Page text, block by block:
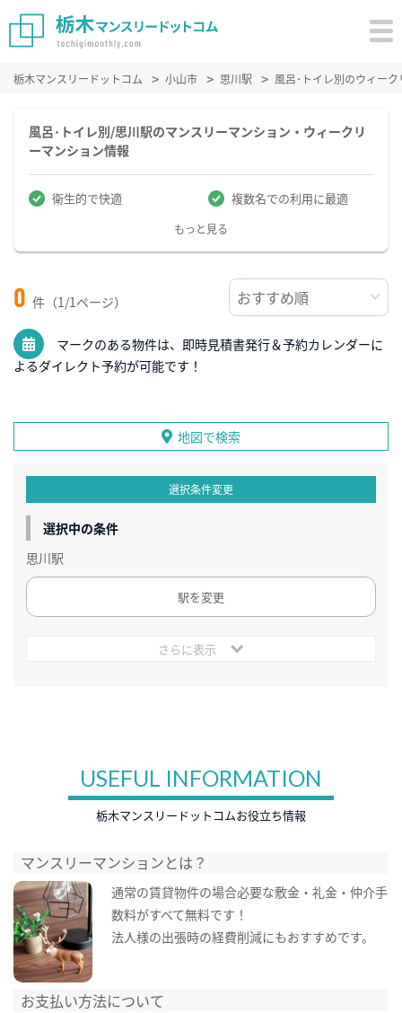
栃木マンスリードットコム 小山市 思川駅 風呂･トイレ別のウィー
風呂･トイレ別/思川駅のマンスリーマンション・ウィークリ
ーマンション情報
衛生的で快適 複数名での利用に最適
もっと見る
0 件（1/1ページ）
マークのある物件は、即時見積書発行＆予約カレンダーに
よるダイレクト予約が可能です！
地図で検索
選択条件変更
選択中の条件
思川駅
駅を変更
さらに表示
USEFUL INFORMATION
栃木マンスリードットコムお役立ち情報
マンスリーマンションとは？
通常の賃貸物件の場合必要な敷金・礼金・仲介手
数料がすべて無料です！
法人様の出張時の経費削減にもおすすめです。
お支払い方法について